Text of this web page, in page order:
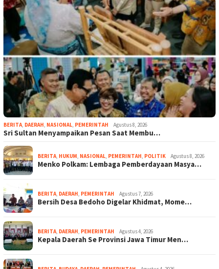
BERITA DAERAH NASIONAL PEMERINTAH Agustus 8, 2026
Sri Sultan Menyampaikan Pesan Saat Membu…
BERITA HUKUM NASIONAL PEMERINTAH POLITIK Agustus 8, 2026
Menko Polkam: Lembaga Pemberdayaan Masya…
BERITA DAERAH PEMERINTAH Agustus 7, 2026
Bersih Desa Bedoho Digelar Khidmat, Mome…
BERITA DAERAH PEMERINTAH Agustus 4, 2026
Kepala Daerah Se Provinsi Jawa Timur Men…